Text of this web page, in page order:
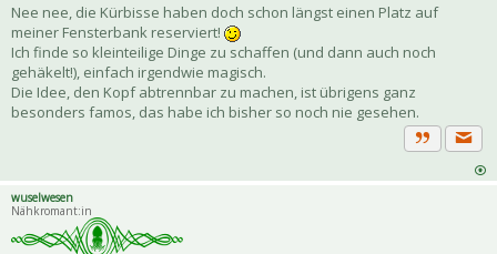
Nee nee, die Kürbisse haben doch schon längst einen Platz auf
meiner Fensterbank reserviert!
Ich finde so kleinteilige Dinge zu schaffen (und dann auch noch
gehäkelt!), einfach irgendwie magisch.
Die Idee, den Kopf abtrennbar zu machen, ist übrigens ganz
besonders famos, das habe ich bisher so noch nie gesehen.
Zitat
wuselwesen
Nähkromant:in